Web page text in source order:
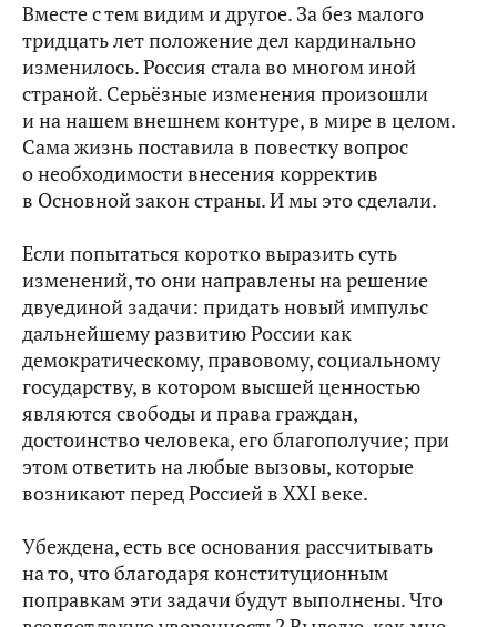
Вместе с тем видим и другое. За без малого
тридцать лет положение дел кардинально
изменилось. Россия стала во многом иной
страной. Серьёзные изменения произошли
и на нашем внешнем контуре, в мире в целом.
Сама жизнь поставила в повестку вопрос
о необходимости внесения корректив
в Основной закон страны. И мы это сделали.
Если попытаться коротко выразить суть
изменений, то они направлены на решение
двуединой задачи: придать новый импульс
дальнейшему развитию России как
демократическому, правовому, социальному
государству, в котором высшей ценностью
являются свободы и права граждан,
достоинство человека, его благополучие; при
этом ответить на любые вызовы, которые
возникают перед Россией в XXI веке.
Убеждена, есть все основания рассчитывать
на то, что благодаря конституционным
поправкам эти задачи будут выполнены. Что